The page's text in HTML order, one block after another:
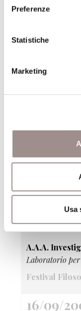
Preferenze
Statistiche
Marketing
Usa
Festival
16/09/
Vito Storie di
Festival
16/09/
Rassegna di
(Gran
Festival
16/09/
A.A.A.
Laboratorio
Festival
16/09/